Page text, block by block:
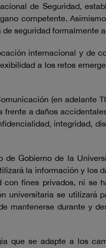
de Seguridad,
competente.
seguridad formalmente
internacional y de
a los retos
(en adelante
a daños
integridad,
Gobierno de la
la información y los
fines privados, ni se
se utilizará
mantenerse durante y
que se adapte a los